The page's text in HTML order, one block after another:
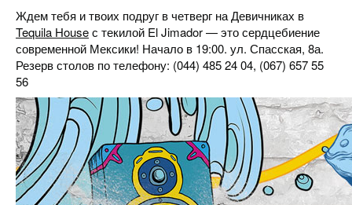
Ждем тебя и твоих подруг в четверг на Девичниках в
Tequila Houseс текилой El Jimador — это сердцебиение
современной Мексики! Начало в 19:00. ул. Спасская, 8а.
Резерв столов по телефону: (044) 485 24 04, (067) 657 55
56